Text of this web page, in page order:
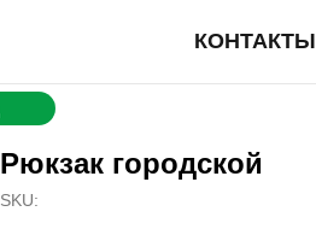
КОНТАКТЫ
Рюкзак городской
SKU: